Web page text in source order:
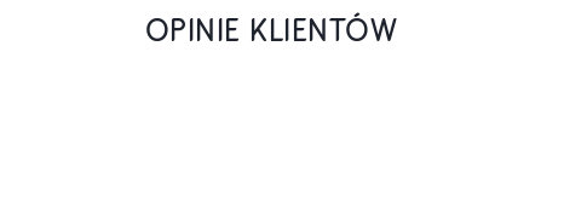
OPINIE KLIENTÓW